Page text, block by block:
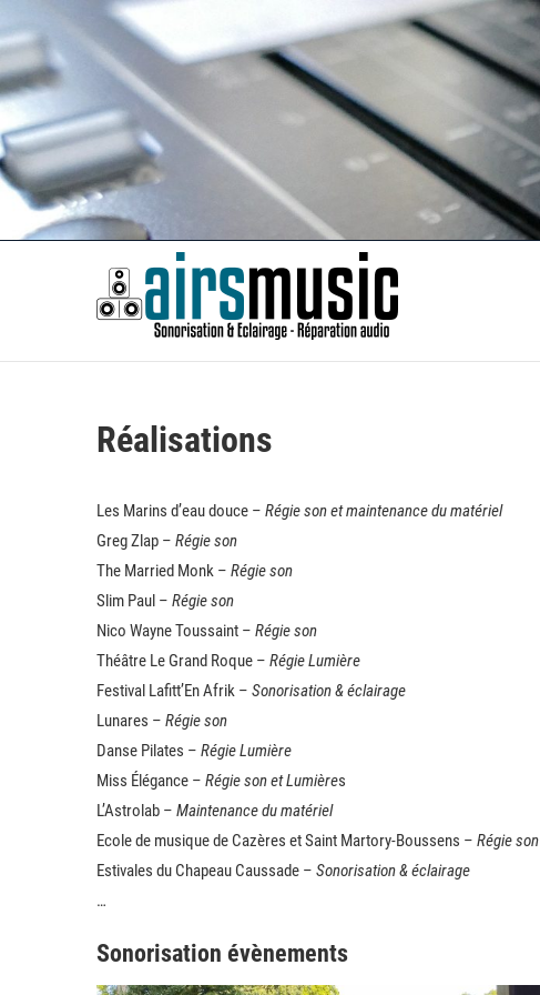
to
content
SONORISATION ÉVÈNEMENTS | RÉPARATION AUDIO
Réalisations
Les Marins d’eau douce – Régie son et maintenance du matériel
Greg Zlap – Régie son
The Married Monk – Régie son
Slim Paul – Régie son
Nico Wayne Toussaint – Régie son
Théâtre Le Grand Roque – Régie Lumière
Festival Lafitt’En Afrik – Sonorisation & éclairage
Lunares – Régie son
Danse Pilates – Régie Lumière
Miss Élégance – Régie son et Lumières
L’Astrolab – Maintenance du matériel
Ecole de musique de Cazères et Saint Martory-Boussens – Régie son
Estivales du Chapeau Caussade – Sonorisation & éclairage
…
Sonorisation évènements